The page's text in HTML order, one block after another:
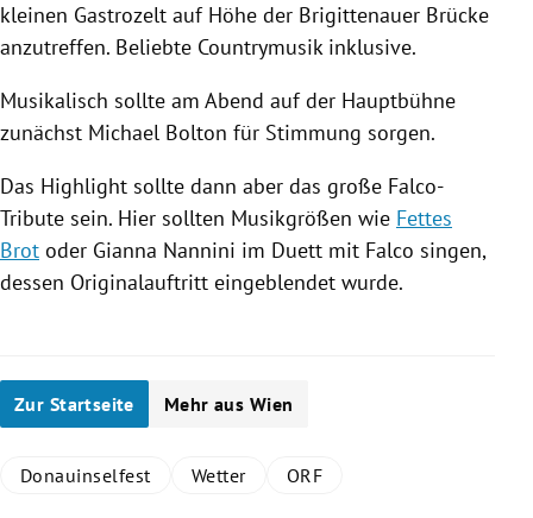
kleinen Gastrozelt auf Höhe der Brigittenauer Brücke
anzutreffen. Beliebte Countrymusik inklusive.
Musikalisch sollte am Abend auf der Hauptbühne
zunächst Michael Bolton für Stimmung sorgen.
Das Highlight sollte dann aber das große Falco-
Tribute sein. Hier sollten Musikgrößen wie Fettes
Brot oder Gianna Nannini im Duett mit Falco singen,
dessen Originalauftritt eingeblendet wurde.
Zur Startseite Mehr aus Wien
Donauinselfest Wetter ORF